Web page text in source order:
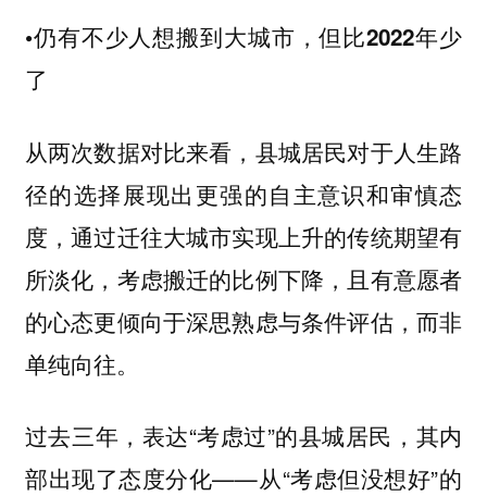
•仍有不少人想搬到大城市，但比2022年少
了
从两次数据对比来看，县城居民对于人生路
径的选择展现出更强的自主意识和审慎态
度，通过迁往大城市实现上升的传统期望有
所淡化，考虑搬迁的比例下降，且有意愿者
的心态更倾向于深思熟虑与条件评估，而非
单纯向往。
过去三年，表达“考虑过”的县城居民，其内
部出现了态度分化——从“考虑但没想好”的